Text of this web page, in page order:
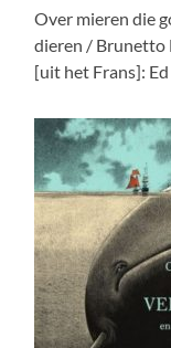
Over mieren die
dieren / Brunetto
[uit het Frans]: